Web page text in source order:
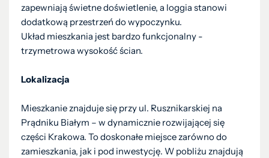
zapewniają świetne doświetlenie, a loggia stanowi
dodatkową przestrzeń do wypoczynku.
Układ mieszkania jest bardzo funkcjonalny -
trzymetrowa wysokość ścian.
Lokalizacja
Mieszkanie znajduje się przy ul. Rusznikarskiej na
Prądniku Białym – w dynamicznie rozwijającej się
części Krakowa. To doskonałe miejsce zarówno do
zamieszkania, jak i pod inwestycję. W pobliżu znajdują